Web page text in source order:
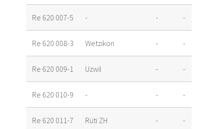
Re 620 007-5 - - -
Re 620 008-3 Wetzikon - -
Re 620 009-1 Uzwil - -
Re 620 010-9 - - -
Re 620 011-7 Rüti ZH - -